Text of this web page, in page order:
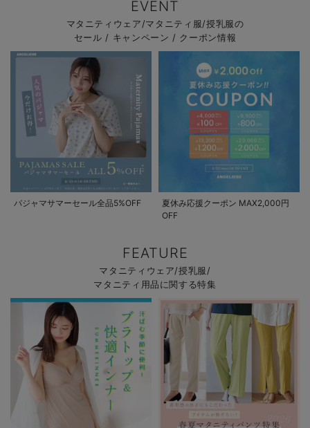
EVENT
マタニティウェア/マタニティ服/授乳服の
セール / キャンペーン / クーポン情報
パジャマサマーセール全品5%OFF
夏休み応援クーポン MAX2,000円
OFF
FEATURE
マタニティウェア/授乳服/
マタニティ用品に関する特集